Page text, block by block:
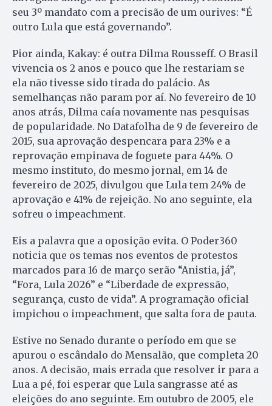
seu 3º mandato com a precisão de um ourives: “É
outro Lula que está governando”.
Pior ainda, Kakay: é outra Dilma Rousseff. O Brasil
vivencia os 2 anos e pouco que lhe restariam se
ela não tivesse sido tirada do palácio. As
semelhanças não param por aí. No fevereiro de 10
anos atrás, Dilma caía novamente nas pesquisas
de popularidade. No Datafolha de 9 de fevereiro de
2015, sua aprovação despencara para 23% e a
reprovação empinava de foguete para 44%. O
mesmo instituto, do mesmo jornal, em 14 de
fevereiro de 2025, divulgou que Lula tem 24% de
aprovação e 41% de rejeição. No ano seguinte, ela
sofreu o impeachment.
Eis a palavra que a oposição evita. O Poder360
noticia que os temas nos eventos de protestos
marcados para 16 de março serão “Anistia, já”,
“Fora, Lula 2026” e “Liberdade de expressão,
segurança, custo de vida”. A programação oficial
impichou o impeachment, que salta fora de pauta.
Estive no Senado durante o período em que se
apurou o escândalo do Mensalão, que completa 20
anos. A decisão, mais errada que resolver ir para a
Lua a pé, foi esperar que Lula sangrasse até as
eleições do ano seguinte. Em outubro de 2005, ele